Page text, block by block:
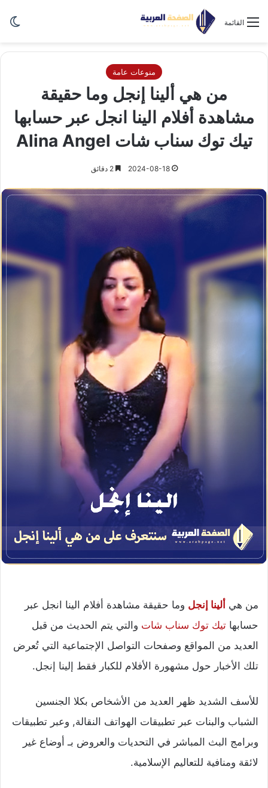
القائمة
منوعات عامة
من هي ألينا إنجل وما حقيقة
مشاهدة أفلام الينا انجل عبر حسابها
تيك توك سناب شات Alina Angel
2024-08-18 2 دقائق
من هي ألينا إنجل وما حقيقة مشاهدة أفلام الينا انجل عبر
حسابها تيك توك سناب شات والتي يتم الحديث من قبل
العديد من المواقع وصفحات التواصل الإجتماعية التي تُعرض
تلك الأخبار حول مشهورة الأفلام للكبار فقط إلينا إنجل.
للأسف الشديد ظهر العديد من الأشخاص بكلا الجنسين
الشباب والبنات عبر تطبيقات الهواتف النقالة, وعبر تطبيقات
وبرامج البث المباشر في التحديات والعروض بـ أوضاع غير
لائقة ومنافية للتعاليم الإسلامية.